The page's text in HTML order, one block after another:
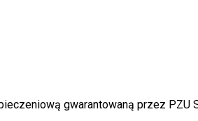
gwarantowaną przez